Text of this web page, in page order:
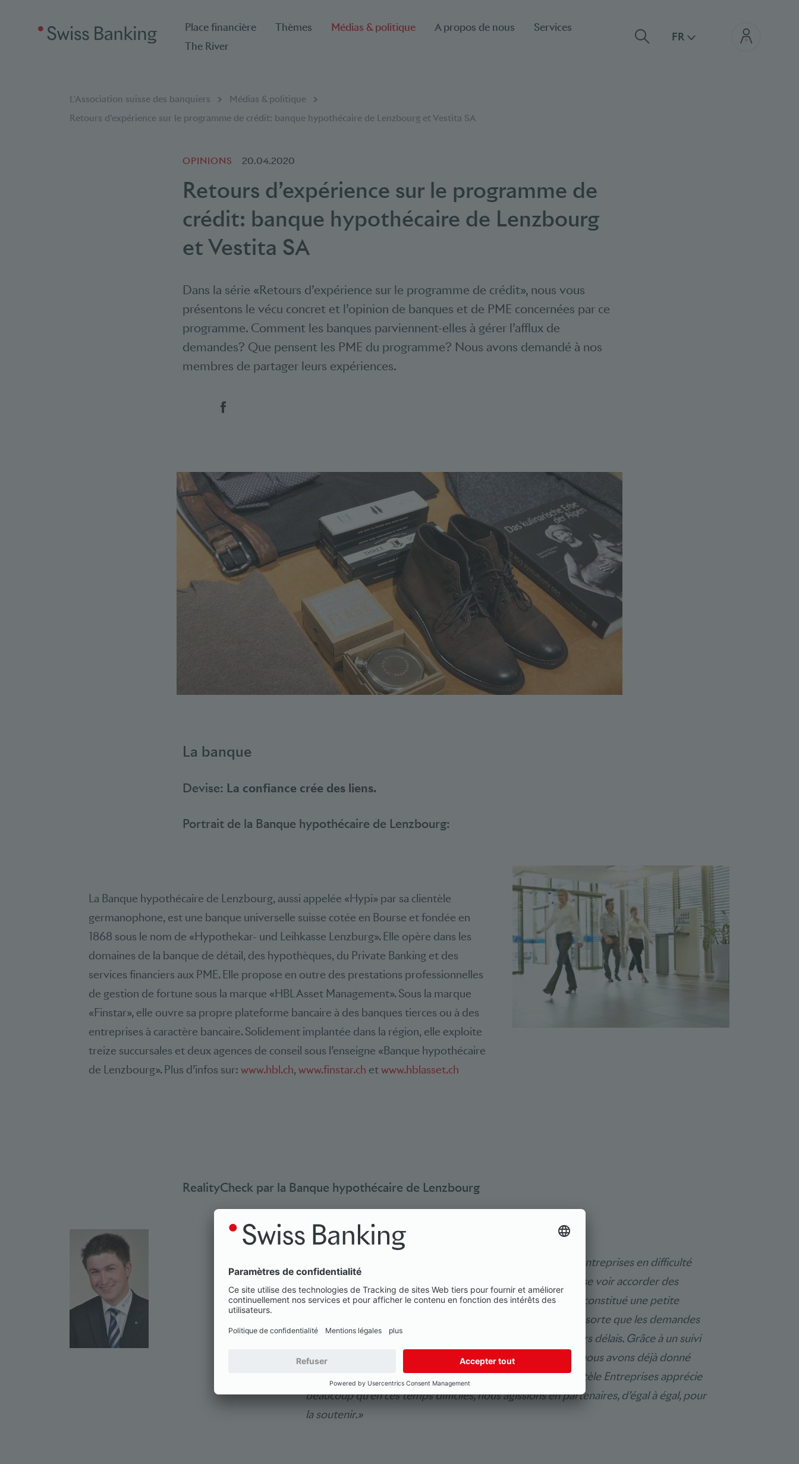
Place financière Thèmes Médias & politique A propos de nous
Services
The River
FR
Breadcrumb
Vous êtes ici:
L'Association suisse des banquiers
Médias & politique
Retours d’expérience sur le programme de crédit: banque hypothécaire de Lenzbourg et Vestita SA
OPINIONS 20.04.2020
Retours d’expérience sur le programme de
crédit: banque hypothécaire de Lenzbourg
et Vestita SA
Dans la série «Retours d’expérience sur le programme de crédit», nous vous
présentons le vécu concret et l’opinion de banques et de PME concernées par ce
programme. Comment les banques parviennent-elles à gérer l’afflux de
demandes? Que pensent les PME du programme? Nous avons demandé à nos
membres de partager leurs expériences.
Social Bookmarks
La banque
Devise: La confiance crée des liens.
Portrait de la Banque hypothécaire de Lenzbourg:
La Banque hypothécaire de Lenzbourg, aussi appelée «Hypi» par sa clientèle
germanophone, est une banque universelle suisse cotée en Bourse et fondée en
1868 sous le nom de «Hypothekar- und Leihkasse Lenzburg». Elle opère dans les
domaines de la banque de détail, des hypothèques, du Private Banking et des
services financiers aux PME. Elle propose en outre des prestations professionnelles
de gestion de fortune sous la marque «HBL Asset Management». Sous la marque
«Finstar», elle ouvre sa propre plateforme bancaire à des banques tierces ou à des
entreprises à caractère bancaire. Solidement implantée dans la région, elle exploite
treize succursales et deux agences de conseil sous l’enseigne «Banque hypothécaire
de Lenzbourg». Plus d’infos sur: www.hbl.ch, www.finstar.ch etwww.hblasset.ch
RealityCheck par la Banque hypothécaire de Lenzbourg
«Une fois annoncée la décision du Conseil fédéral que les entreprises en difficulté
financière du fait de la crise liée au coronavirus pourraient se voir accorder des
crédits transitoires par leur banque principale, nous avons constitué une petite
équipe dédiée en un temps record. Nous voulions faire en sorte que les demandes
de crédit COVID-19 puissent être traitées dans les meilleurs délais. Grâce à un suivi
personnalisé et simplifié, y compris le soir et le week-end, nous avons déjà donné
suite à plus de 200 dossiers et versé les fonds. Notre clientèle Entreprises apprécie
beaucoup qu’en ces temps difficiles, nous agissions en partenaires, d’égal à égal, pour
la soutenir.»